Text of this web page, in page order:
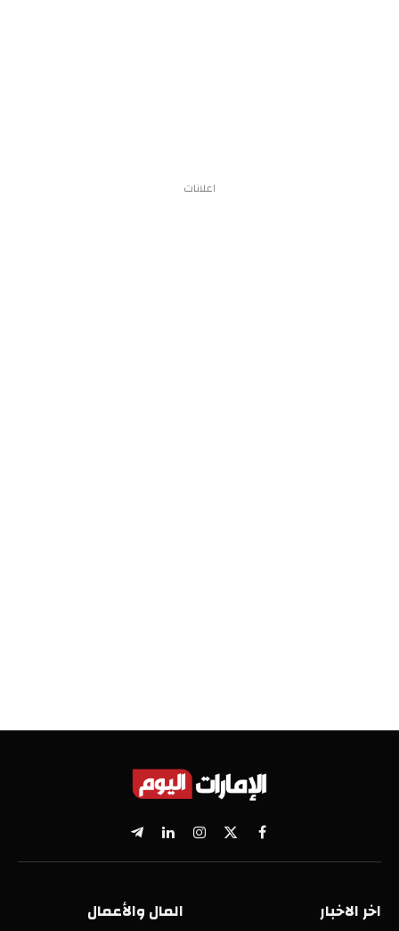
اعلانات
فيسبوك
X
(Twitter)
الانستغراملينكدإنتيلقرام
اخر الاخبار المال والأعمال